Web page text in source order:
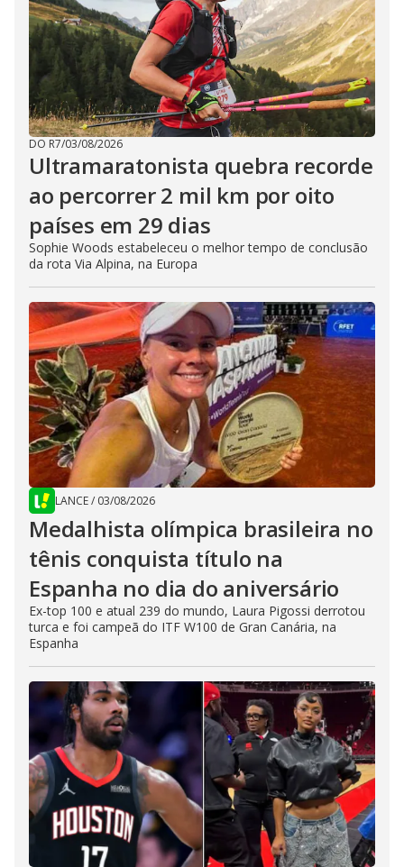
DO R7/03/08/2026
Ultramaratonista quebra recorde
ao percorrer 2 mil km por oito
países em 29 dias
Sophie Woods estabeleceu o melhor tempo de conclusão
da rota Via Alpina, na Europa
LANCE/ 03/08/2026
Medalhista olímpica brasileira no
tênis conquista título na
Espanha no dia do aniversário
Ex-top 100 e atual 239 do mundo, Laura Pigossi derrotou
turca e foi campeã do ITF W100 de Gran Canária, na
Espanha